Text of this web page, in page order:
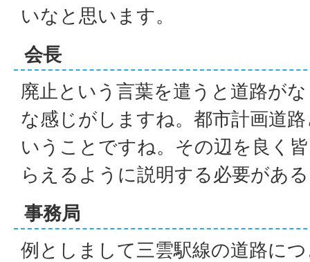
いなと思います。
会長
廃止という言葉を遣うと道路が
な感じがしますね。都市計画道
いうことですね。その辺を良く
らえるように説明する必要があ
事務局
例としまして三雲駅線の道路に